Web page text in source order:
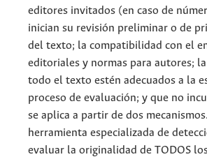
editores invitados (en caso de
inician su revisión preliminar o de
del texto; la compatibilidad con el
editoriales y normas para autores;
todo el texto estén adecuados a la
proceso de evaluación; y que no
se aplica a partir de dos
herramienta especializada de
evaluar la originalidad de TODOS